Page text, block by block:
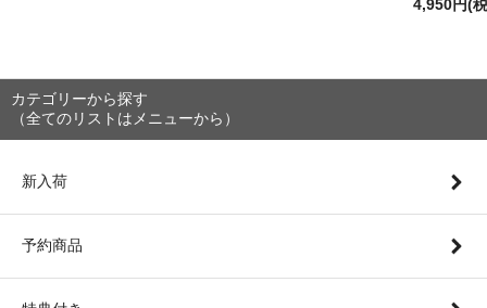
4,950円(
カテゴリーから探す
（全てのリストはメニューから）
新入荷
予約商品